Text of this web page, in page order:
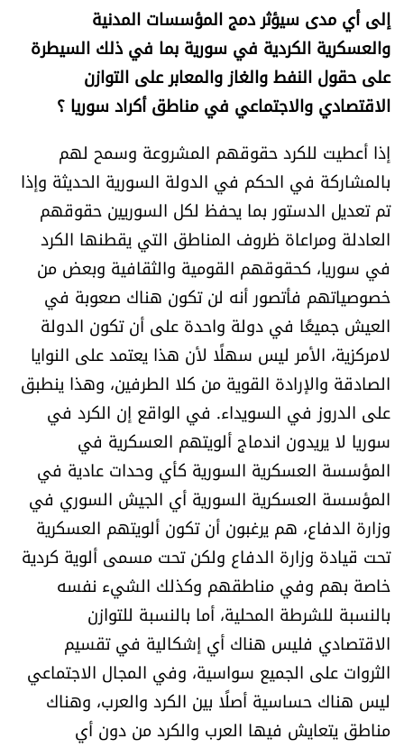
إلى أي مدى سيؤثر دمج المؤسسات المدنية
والعسكرية الكردية في سورية بما في ذلك السيطرة
على حقول النفط والغاز والمعابر على التوازن
الاقتصادي والاجتماعي في مناطق أكراد سوريا ؟
إذا أعطيت للكرد حقوقهم المشروعة وسمح لهم
بالمشاركة في الحكم في الدولة السورية الحديثة وإذا
تم تعديل الدستور بما يحفظ لكل السوريين حقوقهم
العادلة ومراعاة ظروف المناطق التي يقطنها الكرد
في سوريا، كحقوقهم القومية والثقافية وبعض من
خصوصياتهم فأتصور أنه لن تكون هناك صعوبة في
العيش جميعًا في دولة واحدة على أن تكون الدولة
لامركزية، الأمر ليس سهلًا لأن هذا يعتمد على النوايا
الصادقة والإرادة القوية من كلا الطرفين، وهذا ينطبق
على الدروز في السويداء. في الواقع إن الكرد في
سوريا لا يريدون اندماج ألويتهم العسكرية في
المؤسسة العسكرية السورية كأي وحدات عادية في
المؤسسة العسكرية السورية أي الجيش السوري في
وزارة الدفاع، هم يرغبون أن تكون ألويتهم العسكرية
تحت قيادة وزارة الدفاع ولكن تحت مسمى ألوية كردية
خاصة بهم وفي مناطقهم وكذلك الشيء نفسه
بالنسبة للشرطة المحلية، أما بالنسبة للتوازن
الاقتصادي فليس هناك أي إشكالية في تقسيم
الثروات على الجميع سواسية، وفي المجال الاجتماعي
ليس هناك حساسية أصلًا بين الكرد والعرب، وهناك
مناطق يتعايش فيها العرب والكرد من دون أي